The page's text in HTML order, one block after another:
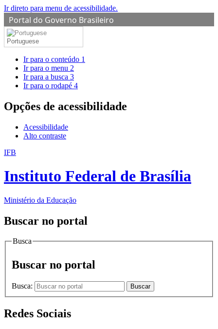
Ir direto para menu de acessibilidade.
Portal do Governo Brasileiro
Portuguese
Ir para o conteúdo 1
Ir para o menu 2
Ir para a busca 3
Ir para o rodapé 4
Opções de acessibilidade
Acessibilidade
Alto contraste
IFB
Instituto Federal de Brasília
Ministério da Educação
Buscar no portal
Busca
Buscar no portal
Busca: Buscar
Redes Sociais